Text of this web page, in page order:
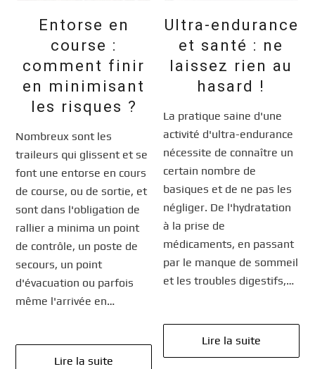
Entorse en
course :
comment finir
en minimisant
les risques ?
Nombreux sont les
traileurs qui glissent et se
font une entorse en cours
de course, ou de sortie, et
sont dans l'obligation de
rallier a minima un point
de contrôle, un poste de
secours, un point
d'évacuation ou parfois
même l'arrivée en…
Lire la suite
Ultra-endurance
et santé : ne
laissez rien au
hasard !
La pratique saine d'une
activité d'ultra-endurance
nécessite de connaître un
certain nombre de
basiques et de ne pas les
négliger. De l'hydratation
à la prise de
médicaments, en passant
par le manque de sommeil
et les troubles digestifs,…
Lire la suite